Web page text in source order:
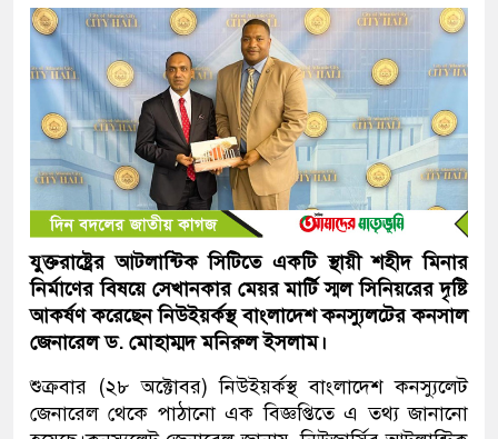
যুক্তরাষ্ট্রের আটলান্টিক সিটিতে একটি স্থায়ী শহীদ মিনার
নির্মাণের বিষয়ে সেখানকার মেয়র মার্টি স্মল সিনিয়রের দৃষ্টি
আকর্ষণ করেছেন নিউইয়র্কস্থ বাংলাদেশ কনস্যুলটের কনসাল
জেনারেল ড. মোহাম্মদ মনিরুল ইসলাম।
শুক্রবার (২৮ অক্টোবর) নিউইয়র্কস্থ বাংলাদেশ কনস্যুলেট
জেনারেল থেকে পাঠানো এক বিজ্ঞপ্তিতে এ তথ্য জানানো